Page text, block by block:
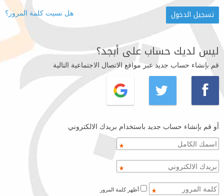
هل نسيت كلمة المرور؟
ليس لديك حساب على أبجد؟
قم بإنشاء حساب جديد عبر مواقع الاتصال الاجتماعية التالية
أو قم بإنشاء حساب جديد باستخدام بريدك الالكتروني